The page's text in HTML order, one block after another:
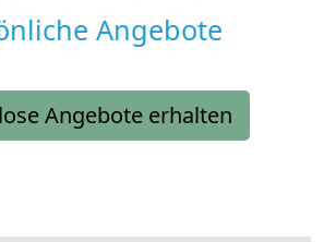
Angebote
Angebote erhalten